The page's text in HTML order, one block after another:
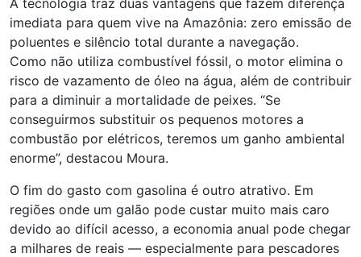
imediata para quem vive na Amazônia: zero emissão de
poluentes e silêncio total durante a navegação.
Como não utiliza combustível fóssil, o motor elimina o
risco de vazamento de óleo na água, além de contribuir
para a diminuir a mortalidade de peixes. “Se
conseguirmos substituir os pequenos motores a
combustão por elétricos, teremos um ganho ambiental
enorme”, destacou Moura.
O fim do gasto com gasolina é outro atrativo. Em
regiões onde um galão pode custar muito mais caro
devido ao difícil acesso, a economia anual pode chegar
a milhares de reais — especialmente para pescadores